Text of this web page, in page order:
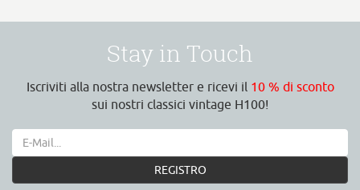
Stay in Touch
Iscriviti alla nostra newsletter e ricevi il 10 % di sconto
sui nostri classici vintage H100!
REGISTRO